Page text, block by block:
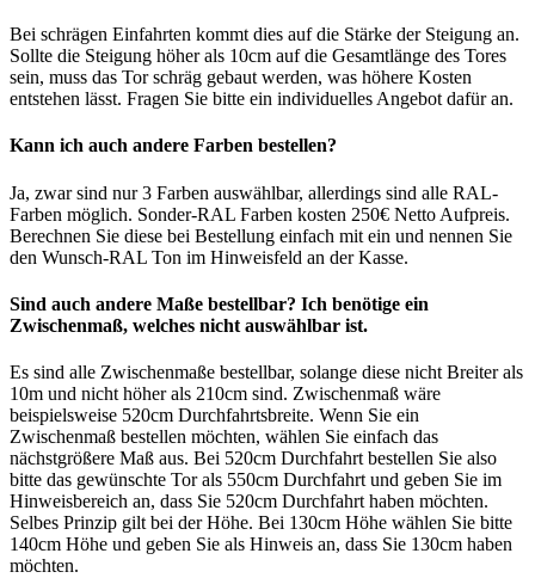
Bei schrägen Einfahrten kommt dies auf die Stärke der Steigung an.
Sollte die Steigung höher als 10cm auf die Gesamtlänge des Tores
sein, muss das Tor schräg gebaut werden, was höhere Kosten
entstehen lässt. Fragen Sie bitte ein individuelles Angebot dafür an.
Kann ich auch andere Farben bestellen?
Ja, zwar sind nur 3 Farben auswählbar, allerdings sind alle RAL-
Farben möglich. Sonder-RAL Farben kosten 250€ Netto Aufpreis.
Berechnen Sie diese bei Bestellung einfach mit ein und nennen Sie
den Wunsch-RAL Ton im Hinweisfeld an der Kasse.
Sind auch andere Maße bestellbar? Ich benötige ein
Zwischenmaß, welches nicht auswählbar ist.
Es sind alle Zwischenmaße bestellbar, solange diese nicht Breiter als
10m und nicht höher als 210cm sind. Zwischenmaß wäre
beispielsweise 520cm Durchfahrtsbreite. Wenn Sie ein
Zwischenmaß bestellen möchten, wählen Sie einfach das
nächstgrößere Maß aus. Bei 520cm Durchfahrt bestellen Sie also
bitte das gewünschte Tor als 550cm Durchfahrt und geben Sie im
Hinweisbereich an, dass Sie 520cm Durchfahrt haben möchten.
Selbes Prinzip gilt bei der Höhe. Bei 130cm Höhe wählen Sie bitte
140cm Höhe und geben Sie als Hinweis an, dass Sie 130cm haben
möchten.